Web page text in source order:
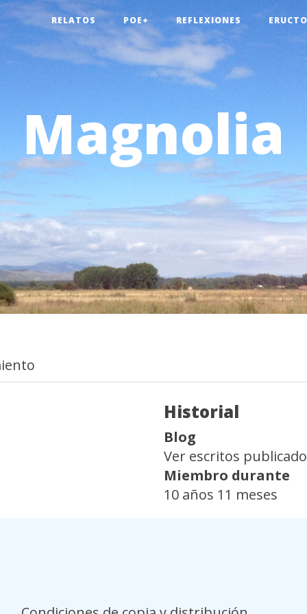
RELATOS POE+ REFLEXIONES
Magnolia
Historial
Blog
Ver escritos
Miembro durante
10 años 11 meses